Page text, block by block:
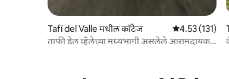
Tafí del Valle मधील कॉटेज 5 पैकी 4.53
4.53 (131)
ताफी डेल व्हॅलेच्या मध्यभागी असलेले आरामदायक